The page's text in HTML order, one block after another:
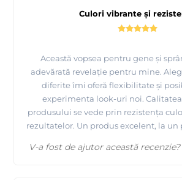
Culori vibrante și
Această vopsea pentru gene și
adevărată revelație pentru mine.
diferite îmi oferă flexibilitate și
experimenta look-uri noi.
produsului se vede prin rezistența
rezultatelor. Un produs excelent, la un
V-a fost de ajutor această recenzie?